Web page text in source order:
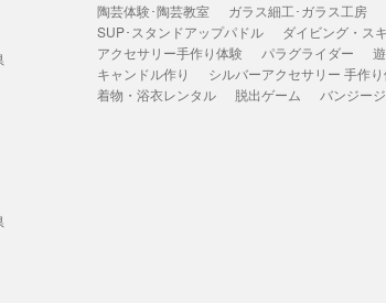
陶芸体験･陶芸教室 ガラス細工･ガラス工房
SUP･スタンドアップパドル
ダイビング・ス
アクセサリー手作り体験
パラグライダー
キャンドル作り
シルバーアクセサリー 手作
着物・浴衣レンタル
脱出ゲーム バンジー